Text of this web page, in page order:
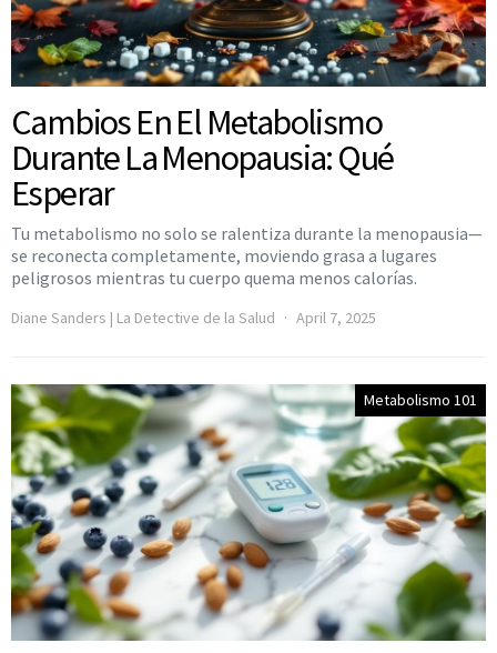
Cambios En El Metabolismo
Durante La Menopausia: Qué
Esperar
Tu metabolismo no solo se ralentiza durante la menopausia—
se reconecta completamente, moviendo grasa a lugares
peligrosos mientras tu cuerpo quema menos calorías.
Diane Sanders | La Detective de la Salud April 7, 2025
Metabolismo 101